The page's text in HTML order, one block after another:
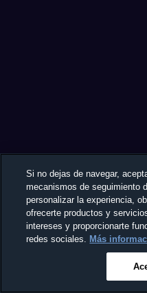
Si no dejas de navegar,
mecanismos de seguimiento
personalizar la experiencia,
ofrecerte productos y
intereses y proporcionarte
redes sociales. Más